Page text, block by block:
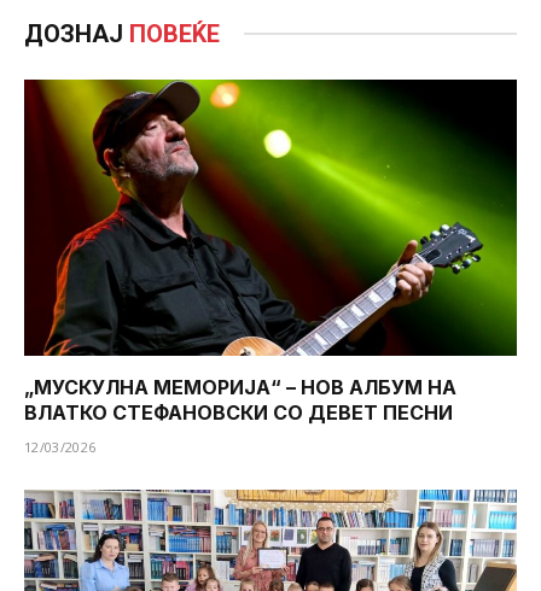
ДОЗНАЈ ПОВЕЌЕ
„МУСКУЛНА МЕМОРИЈА“ – НОВ АЛБУМ НА
ВЛАТКО СТЕФАНОВСКИ СО ДЕВЕТ ПЕСНИ
12/03/2026